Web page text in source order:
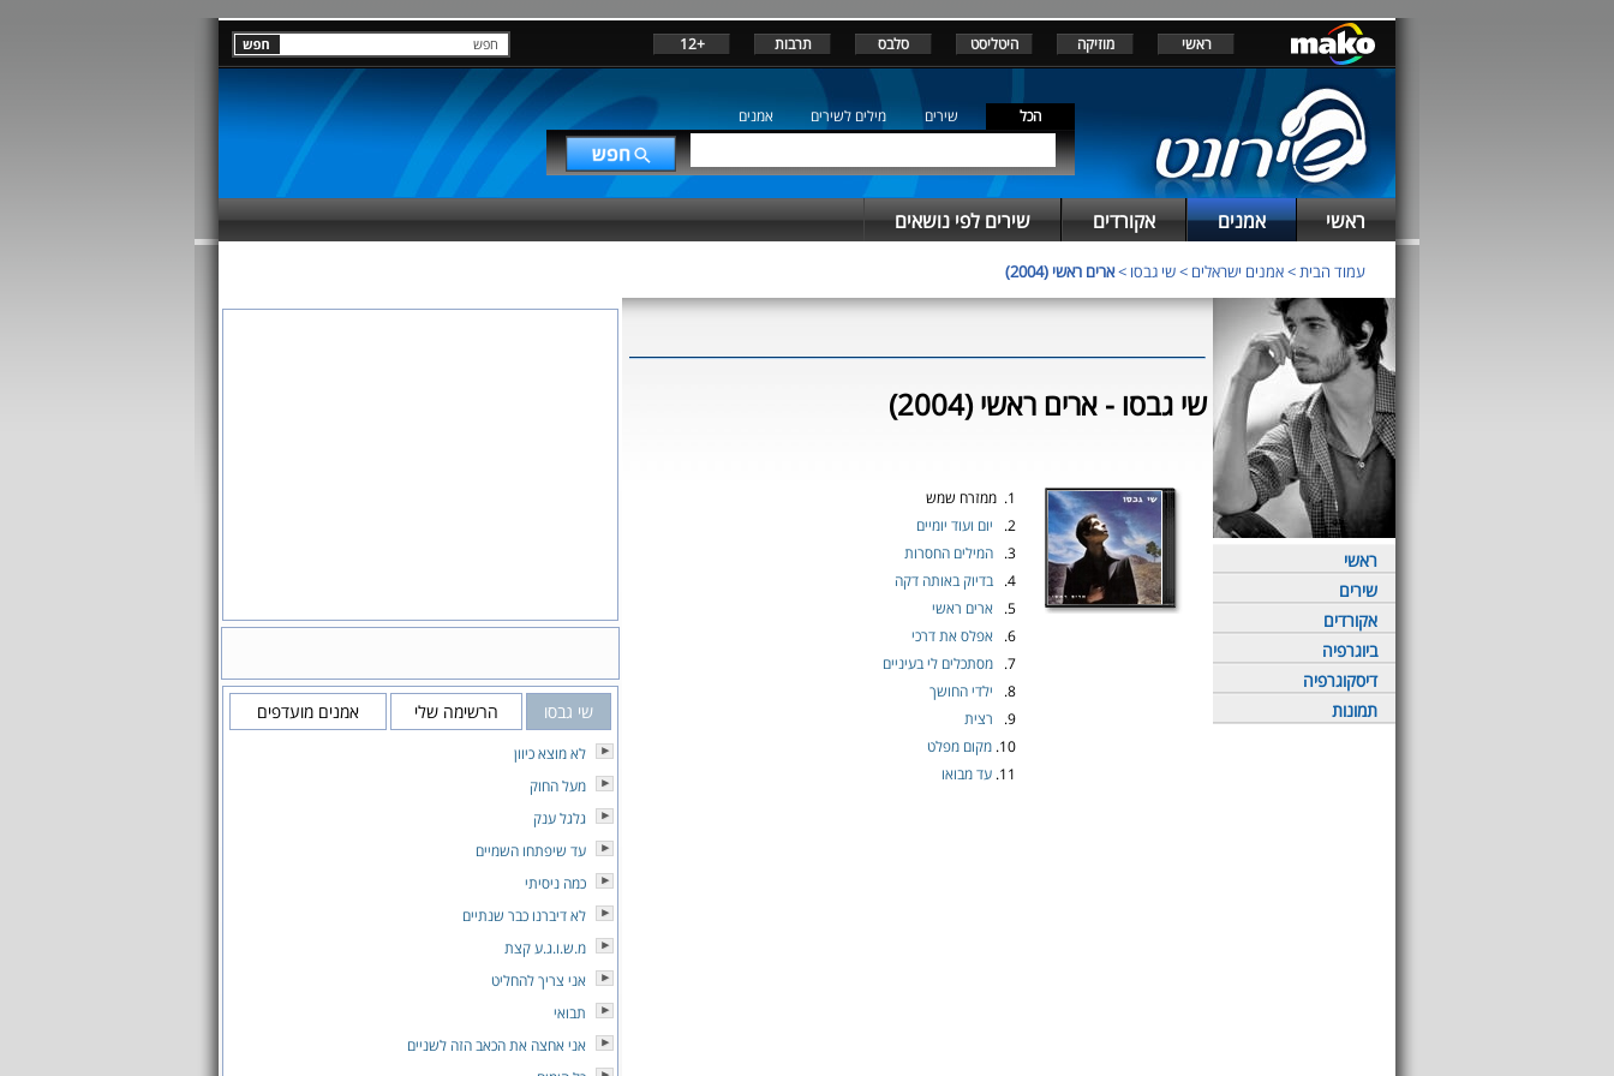
ראשי מוזיקה היטליסט סלבס תרבות +12
הכל שירים מילים לשירים אמנים
ראשי אמנים אקורדים שירים לפי נושאים
עמוד הבית>אמנים ישראלים >שי גבסו >ארים ראשי (2004)
ראשי
שירים
אקורדים
ביוגרפיה
דיסקוגרפיה
תמונות
שי גבסו - ארים ראשי (2004)
1. ממזרח שמש
2.
יום ועוד יומיים
3.
המילים החסרות
4.
בדיוק באותה דקה
5.
ארים ראשי
6.
אפלס את דרכי
7.
מסתכלים לי בעיניים
8.
ילדי החושך
9.
רצית
10. מקום מפלט
11. עד מבואו
שי גבסו הרשימה שלי אמנים מועדפים
לא מוצא כיוון
מעל החוק
גלגל ענק
עד שיפתחו השמיים
כמה ניסיתי
לא דיברנו כבר שנתיים
מ.ש.ו.ג.ע קצת
אני צריך להחליט
תבואי
אני אחצה את הכאב הזה לשניים